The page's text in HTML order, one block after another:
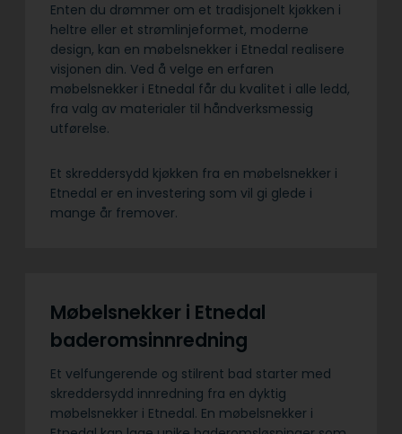
Enten du drømmer om et tradisjonelt kjøkken i
heltre eller et strømlinjeformet, moderne
design, kan en møbelsnekker i Etnedal realisere
visjonen din. Ved å velge en erfaren
møbelsnekker i Etnedal får du kvalitet i alle ledd,
fra valg av materialer til håndverksmessig
utførelse.
Et skreddersydd kjøkken fra en møbelsnekker i
Etnedal er en investering som vil gi glede i
mange år fremover.
Møbelsnekker i Etnedal
baderomsinnredning
Et velfungerende og stilrent bad starter med
skreddersydd innredning fra en dyktig
møbelsnekker i Etnedal. En møbelsnekker i